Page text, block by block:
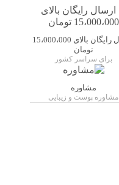
ارسال رایگان بالای 15،000،000
تومان
برای سراسر کشور
مشاوره
مشاوره پوست و زیبایی